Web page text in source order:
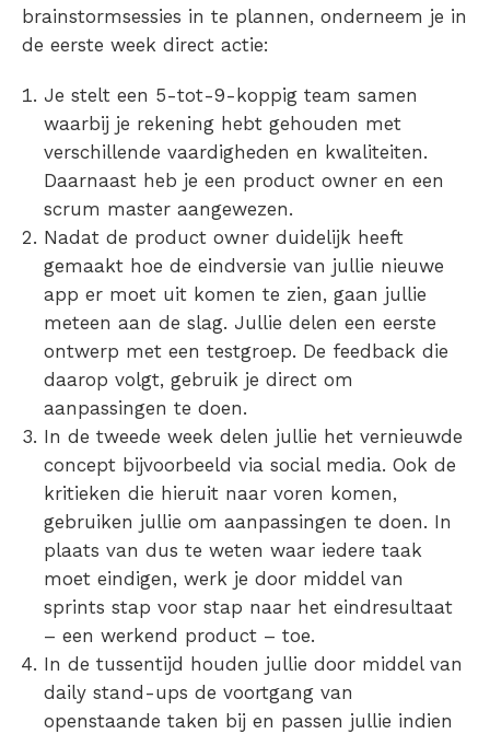
brainstormsessies in te plannen, onderneem je in
de eerste week direct actie:
Je stelt een 5-tot-9-koppig team samen
waarbij je rekening hebt gehouden met
verschillende vaardigheden en kwaliteiten.
Daarnaast heb je een product owner en een
scrum master aangewezen.
Nadat de product owner duidelijk heeft
gemaakt hoe de eindversie van jullie nieuwe
app er moet uit komen te zien, gaan jullie
meteen aan de slag. Jullie delen een eerste
ontwerp met een testgroep. De feedback die
daarop volgt, gebruik je direct om
aanpassingen te doen.
In de tweede week delen jullie het vernieuwde
concept bijvoorbeeld via social media. Ook de
kritieken die hieruit naar voren komen,
gebruiken jullie om aanpassingen te doen. In
plaats van dus te weten waar iedere taak
moet eindigen, werk je door middel van
sprints stap voor stap naar het eindresultaat
– een werkend product – toe.
In de tussentijd houden jullie door middel van
daily stand-ups de voortgang van
openstaande taken bij en passen jullie indien